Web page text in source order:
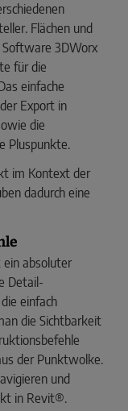
Flächen und
3DWorx
für die
einfache
Export in
die
Pluspunkte.
im Kontext der
dadurch eine
absoluter
Detail-
einfach
die Sichtbarkeit
der Punktwolke.
und
in Revit®.